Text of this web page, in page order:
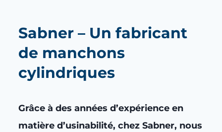
Sabner – Un fabricant
de manchons
cylindriques
Grâce à des années d’expérience en
matière d’usinabilité, chez Sabner, nous